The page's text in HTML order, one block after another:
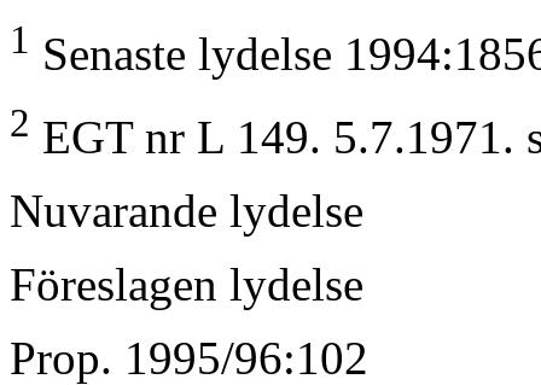
1 Senaste lydelse
2 EGT nr L 149. 5.7.1971.
Nuvarande lydelse
Föreslagen lydelse
Prop. 1995/96:102